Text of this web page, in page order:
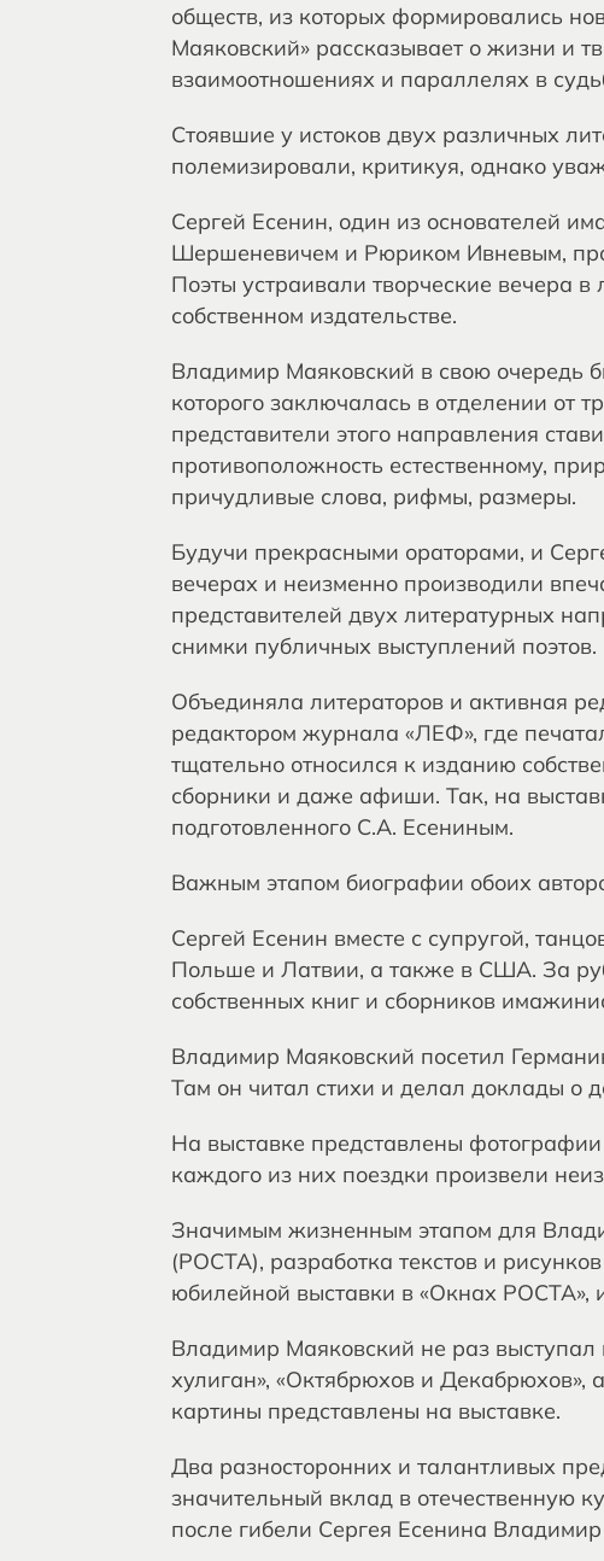
обществ, из которых формировались
Маяковский» рассказывает о жизни и
взаимоотношениях и параллелях в
Стоявшие у истоков двух различных
полемизировали, критикуя, однако
Сергей Есенин, один из основателей
Шершеневичем и Рюриком Ивневым,
Поэты устраивали творческие вечера
собственном издательстве.
Владимир Маяковский в свою очередь
которого заключалась в отделении от
представители этого направления
противоположность естественному,
причудливые слова, рифмы, размеры.
Будучи прекрасными ораторами, и
вечерах и неизменно производили
представителей двух литературных
снимки публичных выступлений поэтов.
Объединяла литераторов и активная
редактором журнала «ЛЕФ», где
тщательно относился к изданию
сборники и даже афиши. Так, на
подготовленного С.А. Есениным.
Важным этапом биографии обоих
Сергей Есенин вместе с супругой,
Польше и Латвии, а также в США. За
собственных книг и сборников
Владимир Маяковский посетил
Там он читал стихи и делал доклады о
На выставке представлены
каждого из них поездки произвели
Значимым жизненным этапом для
(РОСТА), разработка текстов и
юбилейной выставки в «Окнах РОСТА»,
Владимир Маяковский не раз выступал
хулиган», «Октябрюхов и
картины представлены на выставке.
Два разносторонних и талантливых
значительный вклад в отечественную
после гибели Сергея Есенина